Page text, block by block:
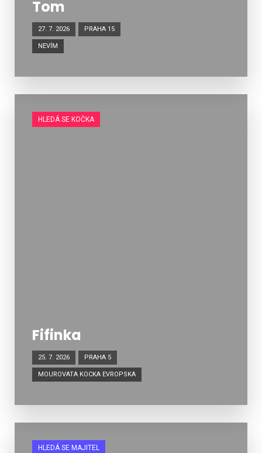
Tom
27. 7. 2026 PRAHA 15
NEVÍM
HLEDÁ SE KOČKA
Fifinka
25. 7. 2026 PRAHA 5
MOUROVATA KOCKA EVROPSKA
HLEDÁ SE MAJITEL